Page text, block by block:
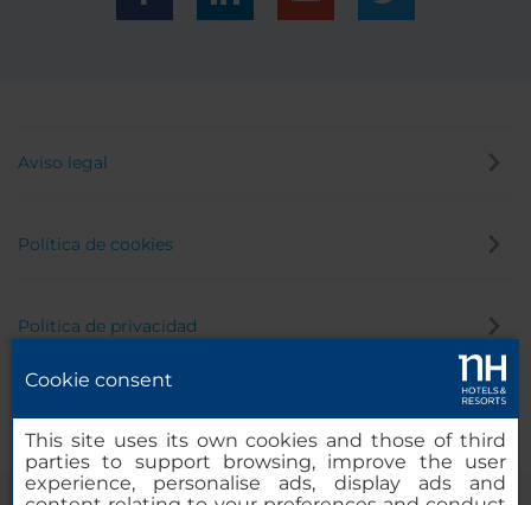
Aviso legal
Política de cookies
Política de privacidad
Cookie consent
This site uses its own cookies and those of third
parties to support browsing, improve the user
experience, personalise ads, display ads and